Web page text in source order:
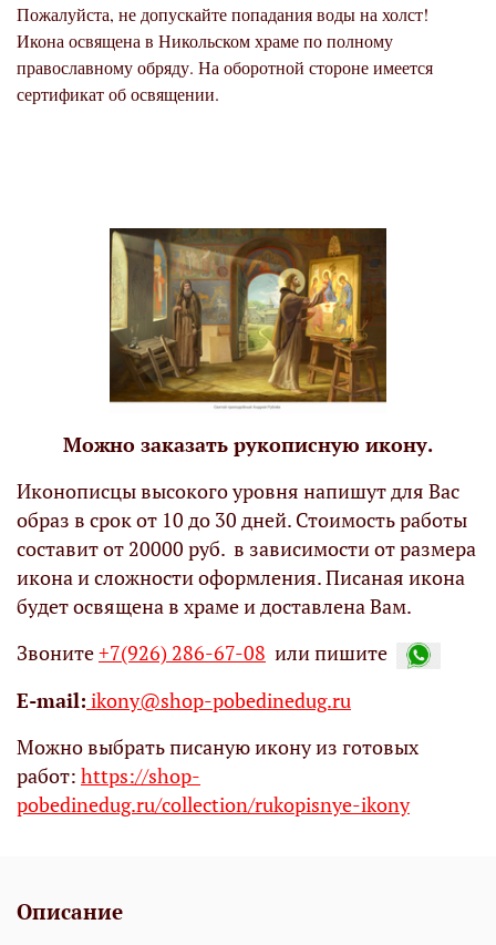
Пожалуйста, не допускайте попадания воды на холст!
Икона освящена в Никольском храме по полному
православному обряду. На оборотной стороне имеется
сертификат об освящении.
Можно заказать рукописную икону.
Иконописцы высокого уровня напишут для Вас
образ в срок от 10 до 30 дней. Стоимость работы
составит от 20000 руб. в зависимости от размера
икона и сложности оформления. Писаная икона
будет освящена в храме и доставлена Вам.
Звоните+7(926) 286-67-08 или пишите
Е-mail: ikony@shop-pobedinedug.ru
Можно выбрать писаную икону из готовых
работ: https://shop-
pobedinedug.ru/collection/rukopisnye-ikony
Описание